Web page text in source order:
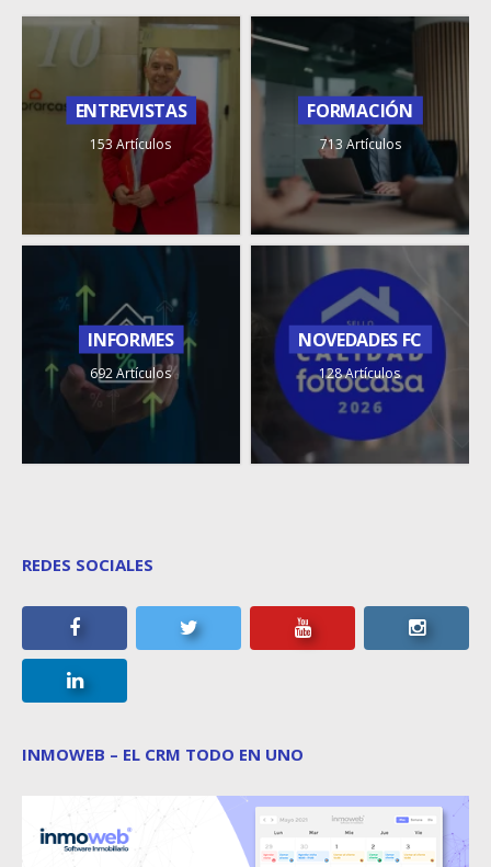
ENTREVISTAS
153 Artículos
FORMACIÓN
713 Artículos
INFORMES
692 Artículos
NOVEDADES FC
128 Artículos
REDES SOCIALES
INMOWEB – EL CRM TODO EN UNO